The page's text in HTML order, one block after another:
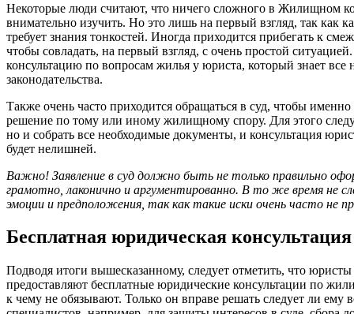
Некоторые люди считают, что ничего сложного в Жилищном
внимательно изучить. Но это лишь на первый взгляд, так как
требует знания тонкостей. Иногда приходится прибегать к
чтобы совладать, на первый взгляд, с очень простой
консультацию по вопросам жилья у юриста, который знает
законодательства.
Также очень часто приходится обращаться в суд, чтобы
решение по тому или иному жилищному спору. Для этого
но и собрать все необходимые документы, и консультация
будет нелишней.
Важно! Заявление в суд должно быть не только правильно
грамотно, лаконично и аргументированно. В то же время не
эмоции и предположения, так как такие иски очень часто не
Бесплатная юридическая
Подводя итоги вышесказанному, следует отметить, что
предоставляют бесплатные юридические консультации по
к чему не обязывают. Только он вправе решать следует ли ему